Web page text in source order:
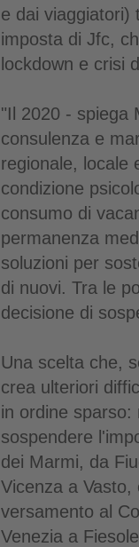
e dai viaggiatori)
imposta di Jfc,
lockdown e crisi
"Il 2020 - spiega
consulenza e
regionale, locale
condizione
consumo di
permanenza
soluzioni per
di nuovi. Tra le
decisione di
Una scelta che,
crea ulteriori
in ordine sparso:
sospendere
dei Marmi, da
Vicenza a
versamento al
Venezia a